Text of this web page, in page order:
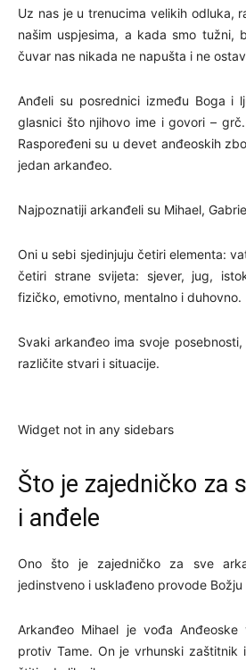
Uz nas je u trenucima velikih odluka,
našim uspjesima, a kada smo tužni,
čuvar nas nikada ne napušta i ne
Anđeli su posrednici između Boga i
glasnici što njihovo ime i govori –
Raspoređeni su u devet anđeoskih
jedan arkanđeo.
Najpoznatiji arkanđeli su Mihael,
Oni u sebi sjedinjuju četiri elementa:
četiri strane svijeta: sjever, jug,
fizičko, emotivno, mentalno i duhovno.
Svaki arkanđeo ima svoje
različite stvari i situacije.
Widget not in any sidebars
Što je zajedničko za
i anđele
Ono što je zajedničko za sve
jedinstveno i usklađeno provode Božju
Arkanđeo Mihael je vođa
protiv Tame. On je vrhunski zaštitnik